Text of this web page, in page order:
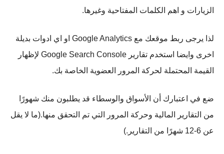
الزيارات و اهم الكلمات المفتاحية وغيرها.
لذا يرجى ربط موقعك مع Google Analytics او اي ادوات بديلة
اخرى وايضا استخدم تقارير Google Search Console لإظهار
القيمة المحتملة لحركة المرور العضوية الخاصة بك.
ضع في اعتبارك أن الأسواق والوسطاء قد يطلبون منك شهورًا
من التقارير المالية وحركة المرور التي تم التحقق منها.(ما لا يقل
عن 6-12 شهرًا من التقارير.)